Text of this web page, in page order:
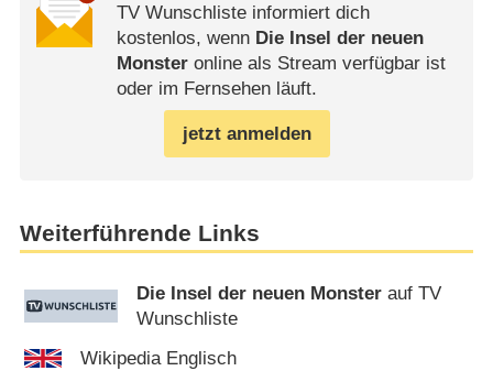
TV Wunschliste informiert dich
kostenlos, wenn Die Insel der neuen
Monsteronline als Stream verfügbar ist
oder im Fernsehen läuft.
jetzt anmelden
Weiterführende Links
Die Insel der neuen Monster auf TV
Wunschliste
Wikipedia Englisch